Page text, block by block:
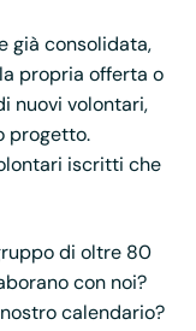
già consolidata,
propria offerta o
nuovi volontari,
progetto.
iscritti che
di oltre 80
con noi?
calendario?